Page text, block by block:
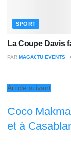
SPORT
La Coupe Davis
PAR MAGACTU EVENTS
Article suivant
Coco
et à